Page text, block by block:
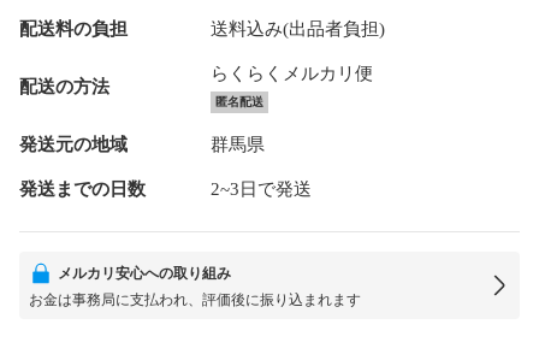
配送料の負担 送料込み(出品者負担)
配送の方法
らくらくメルカリ便
匿名配送
発送元の地域 群馬県
発送までの日数 2~3日で発送
メルカリ安心への取り組み
お金は事務局に支払われ、評価後に振り込まれます